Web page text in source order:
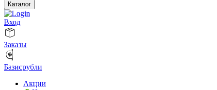
Каталог
Вход
Заказы
Базисрубли
Акции